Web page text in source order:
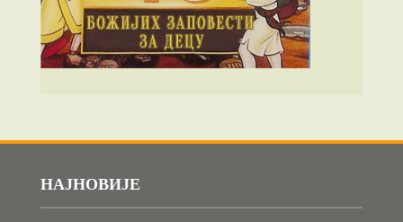
НАЈНОВИЈЕ